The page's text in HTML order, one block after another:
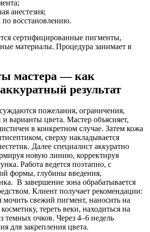
анестезия;
восстановлению.
сертифицированные пигменты,
материалы. Процедура занимает в
мастера — как
результат
пожелания, ограничения,
варианты цвета. Мастер объясняет,
в конкретном случае. Затем кожа
сверху накладывается
Далее специалист аккуратно
новую линию, корректируя
Работа ведется поэтапно, с
формы, глубины введения,
В завершение зона обрабатывается
Клиент получает рекомендации:
мочить свежий пигмент, наносить на
тереть веки, находиться на
темных очков. Через 4–6 недель
для закрепления цвета.